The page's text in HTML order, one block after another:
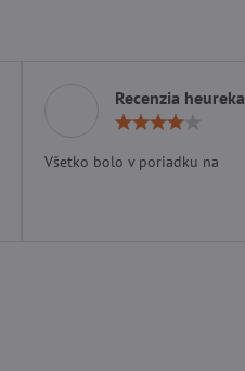
Recenzia heureka
Všetko bolo v poriadku na